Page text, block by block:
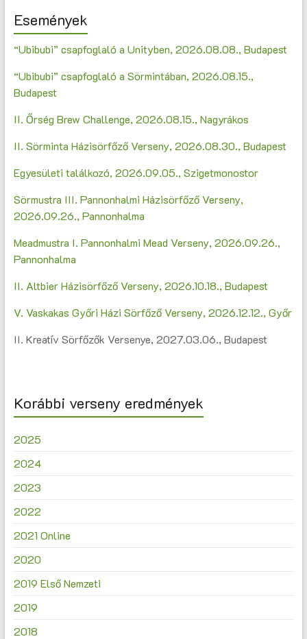
Események
“Ubibubi” csapfoglaló a Unityben, 2026.08.08., Budapest
“Ubibubi” csapfoglaló a Sörmintában, 2026.08.15.,
Budapest
II. Őrség Brew Challenge, 2026.08.15., Nagyrákos
II. Sörminta Házisörfőző Verseny, 2026.08.30., Budapest
Egyesületi találkozó, 2026.09.05., Szigetmonostor
Sörmustra III. Pannonhalmi Házisörfőző Verseny,
2026.09.26., Pannonhalma
Meadmustra I. Pannonhalmi Mead Verseny, 2026.09.26.,
Pannonhalma
II. Altbier Házisörfőző Verseny, 2026.10.18., Budapest
V. Vaskakas Győri Házi Sörfőző Verseny, 2026.12.12., Győr
II. Kreatív Sörfőzők Versenye, 2027.03.06., Budapest
Korábbi verseny eredmények
2025
2024
2023
2022
2021 Online
2020
2019 Első Nemzeti
2019
2018